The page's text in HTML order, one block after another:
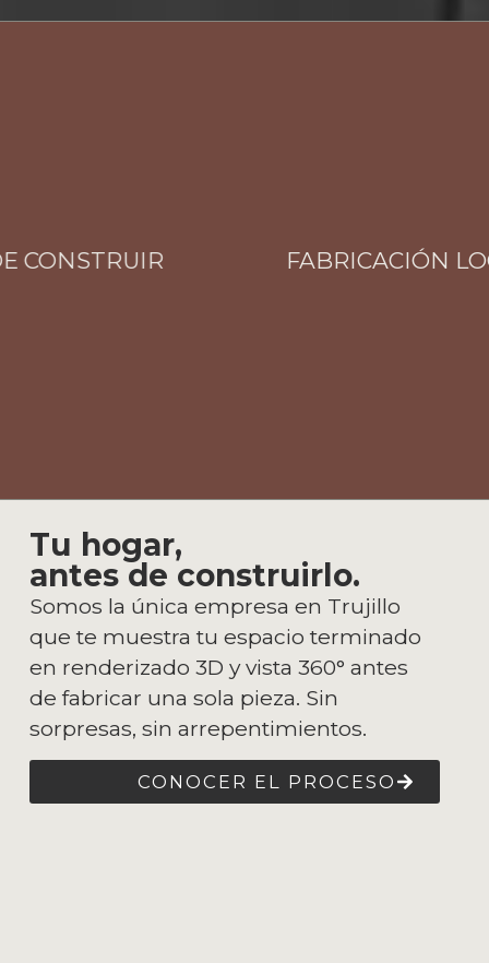
FABRICACIÓN
Tu hogar,
antes de construirlo.
Somos la única empresa en Trujillo
que te muestra tu espacio terminado
en renderizado 3D y vista 360° antes
de fabricar una sola pieza. Sin
sorpresas, sin arrepentimientos.
CONOCER EL PROCESO